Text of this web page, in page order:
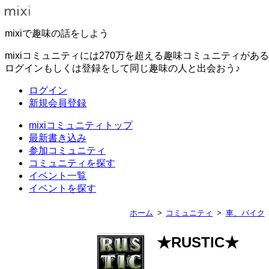
mixiで趣味の話をしよう
mixiコミュニティには270万を超える趣味コミュニティがある
ログインもしくは登録をして同じ趣味の人と出会おう♪
ログイン
新規会員登録
mixiコミュニティトップ
最新書き込み
参加コミュニティ
コミュニティを探す
イベント一覧
イベントを探す
ホーム コミュニティ 車、バイク
★RUSTIC★